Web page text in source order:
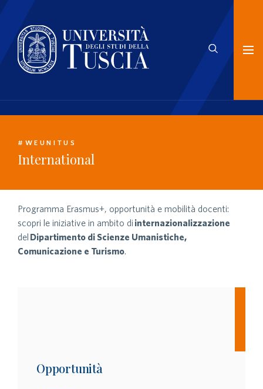
#WEUNITUS
International
Programma Erasmus+, opportunità e mobilità docenti:
scopri le iniziative in ambito di internazionalizzazione
del Dipartimento di Scienze Umanistiche,
Comunicazione e Turismo.
Opportunità